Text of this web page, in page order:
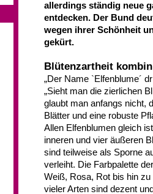
allerdings ständig neue
entdecken. Der Bund
wegen ihrer Schönheit
gekürt.
Blütenzartheit
„Der Name `Elfenblume´
„Sieht man die zierlichen
glaubt man anfangs nicht,
Blätter und eine robuste
Allen Elfenblumen gleich
inneren und vier äußeren
sind teilweise als Sporne
verleiht. Die Farbpalette
Weiß, Rosa, Rot bis hin zu
vieler Arten sind dezent